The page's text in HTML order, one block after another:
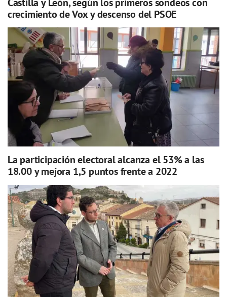
crecimiento de Vox y descenso del PSOE
La participación electoral alcanza el 53% a las
18.00 y mejora 1,5 puntos frente a 2022